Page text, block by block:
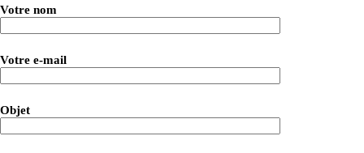
Votre nom
Votre e-mail
Objet